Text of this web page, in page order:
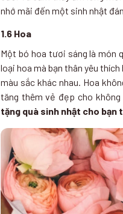
nhớ mãi đến một sinh nhật
1.6 Hoa
Một bó hoa tươi sáng là món
loại hoa mà bạn thân yêu
màu sắc khác nhau. Hoa
tăng thêm vẻ đẹp cho
tặng quà sinh nhật cho bạn